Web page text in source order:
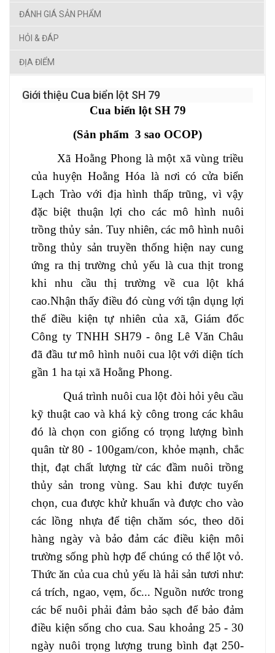
ĐÁNH GIÁ SẢN PHẨM
HỎI & ĐÁP
ĐỊA ĐIỂM
Giới thiệu Cua biển lột SH 79
Cua biển lột SH 79
(Sản phẩm 3 sao OCOP)
Xã Hoằng Phong là một xã vùng triều
của huyện Hoằng Hóa là nơi có cửa biển
Lạch Trào với địa hình thấp trũng, vì vậy
đặc biệt thuận lợi cho các mô hình nuôi
trồng thủy sản. Tuy nhiên, các mô hình nuôi
trồng thủy sản truyền thống hiện nay cung
ứng ra thị trường chủ yếu là cua thịt trong
khi nhu cầu thị trường về cua lột khá
cao.Nhận thấy điều đó cùng với tận dụng lợi
thế điều kiện tự nhiên của xã, Giám đốc
Công ty TNHH SH79 - ông Lê Văn Châu
đã đầu tư mô hình nuôi cua lột với diện tích
gần 1 ha tại xã Hoằng Phong.
Quá trình nuôi cua lột đòi hỏi yêu cầu
kỹ thuật cao và khá kỳ công trong các khâu
đó là chọn con giống có trọng lượng bình
quân từ 80 - 100gam/con, khỏe mạnh, chắc
thịt, đạt chất lượng từ các đầm nuôi trồng
thủy sản trong vùng. Sau khi được tuyển
chọn, cua được khử khuẩn và được cho vào
các lồng nhựa để tiện chăm sóc, theo dõi
hàng ngày và bảo đảm các điều kiện môi
trường sống phù hợp để chúng có thể lột vỏ.
Thức ăn của cua chủ yếu là hải sản tươi như:
cá trích, ngao, vẹm, ốc... Nguồn nước trong
các bể nuôi phải đảm bảo sạch để bảo đảm
điều kiện sống cho cua. Sau khoảng 25 - 30
ngày nuôi trọng lượng trung bình đạt 250-